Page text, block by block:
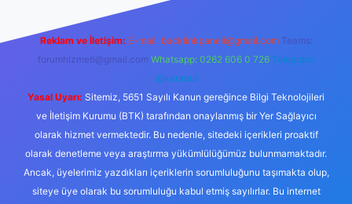
Reklam ve İletişim: E-mail: backlinkpaneli@gmail.com Teams:
forumhizmeti@gmail.com Whatsapp: 0262 606 0 726 Telegram:
@karabul
Yasal Uyarı: Sitemiz, 5651 Sayılı Kanun gereğince Bilgi Teknolojileri
ve İletişim Kurumu (BTK) tarafından onaylanmış bir Yer Sağlayıcı
olarak hizmet vermektedir. Bu nedenle, sitedeki içerikleri proaktif
olarak denetleme veya araştırma yükümlülüğümüz bulunmamaktadır.
Ancak, üyelerimiz yazdıkları içeriklerin sorumluluğunu taşımakta olup,
siteye üye olarak bu sorumluluğu kabul etmiş sayılırlar. Bu internet